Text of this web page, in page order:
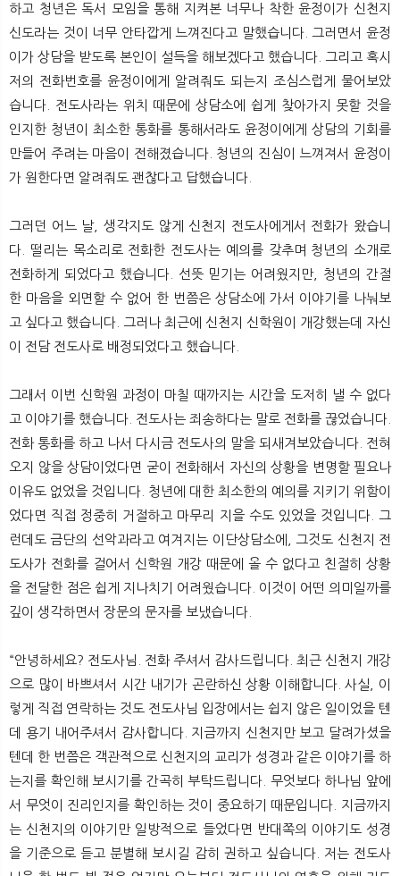
하고 청년은 독서 모임을 통해 지켜본 너무나 착한 윤정이가 신천지
신도라는 것이 너무 안타깝게 느껴진다고 말했습니다. 그러면서 윤정
이가 상담을 받도록 본인이 설득을 해보겠다고 했습니다. 그리고 혹시
저의 전화번호를 윤정이에게 알려줘도 되는지 조심스럽게 물어보았
습니다. 전도사라는 위치 때문에 상담소에 쉽게 찾아가지 못할 것을
인지한 청년이 최소한 통화를 통해서라도 윤정이에게 상담의 기회를
만들어 주려는 마음이 전해졌습니다. 청년의 진심이 느껴져서 윤정이
가 원한다면 알려줘도 괜찮다고 답했습니다.
그러던 어느 날, 생각지도 않게 신천지 전도사에게서 전화가 왔습니
다. 떨리는 목소리로 전화한 전도사는 예의를 갖추며 청년의 소개로
전화하게 되었다고 했습니다. 선뜻 믿기는 어려웠지만, 청년의 간절
한 마음을 외면할 수 없어 한 번쯤은 상담소에 가서 이야기를 나눠보
고 싶다고 했습니다. 그러나 최근에 신천지 신학원이 개강했는데 자신
이 전담 전도사로 배정되었다고 했습니다.
그래서 이번 신학원 과정이 마칠 때까지는 시간을 도저히 낼 수 없다
고 이야기를 했습니다. 전도사는 죄송하다는 말로 전화를 끊었습니다.
전화 통화를 하고 나서 다시금 전도사의 말을 되새겨보았습니다. 전혀
오지 않을 상담이었다면 굳이 전화해서 자신의 상황을 변명할 필요나
이유도 없었을 것입니다. 청년에 대한 최소한의 예의를 지키기 위함이
었다면 직접 정중히 거절하고 마무리 지을 수도 있었을 것입니다. 그
런데도 금단의 선악과라고 여겨지는 이단상담소에, 그것도 신천지 전
도사가 전화를 걸어서 신학원 개강 때문에 올 수 없다고 친절히 상황
을 전달한 점은 쉽게 지나치기 어려웠습니다. 이것이 어떤 의미일까를
깊이 생각하면서 장문의 문자를 보냈습니다.
“안녕하세요? 전도사님. 전화 주셔서 감사드립니다. 최근 신천지 개강
으로 많이 바쁘셔서 시간 내기가 곤란하신 상황 이해합니다. 사실, 이
렇게 직접 연락하는 것도 전도사님 입장에서는 쉽지 않은 일이었을 텐
데 용기 내어주셔서 감사합니다. 지금까지 신천지만 보고 달려가셨을
텐데 한 번쯤은 객관적으로 신천지의 교리가 성경과 같은 이야기를 하
는지를 확인해 보시기를 간곡히 부탁드립니다. 무엇보다 하나님 앞에
서 무엇이 진리인지를 확인하는 것이 중요하기 때문입니다. 지금까지
는 신천지의 이야기만 일방적으로 들었다면 반대쪽의 이야기도 성경
을 기준으로 듣고 분별해 보시길 감히 권하고 싶습니다. 저는 전도사